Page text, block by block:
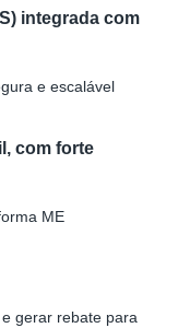
integrada com
e escalável
com forte
ME
gerar rebate para